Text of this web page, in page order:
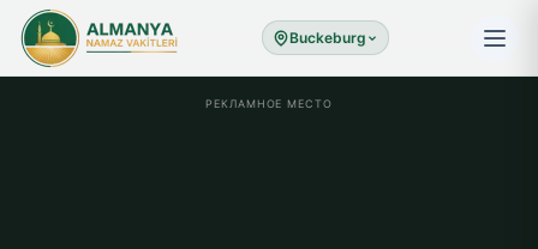
Buckeburg
РЕКЛАМНОЕ МЕСТО